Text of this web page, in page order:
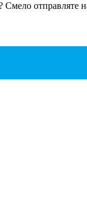
отправляте